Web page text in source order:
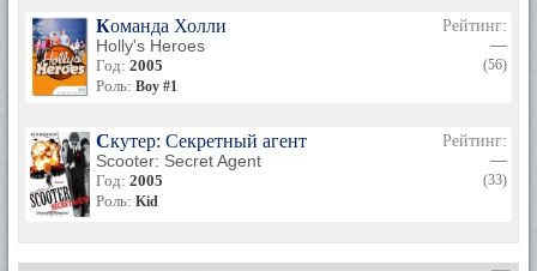
Команда Холли
Holly's Heroes
Год: 2005
Роль: Boy #1
Рейтинг:
—
(56)
Скутер: Секретный агент
Scooter: Secret Agent
Год: 2005
Роль: Kid
Рейтинг:
—
(33)